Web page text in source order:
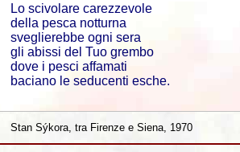
Lo scivolare carezzevole
della pesca notturna
sveglierebbe ogni sera
gli abissi del Tuo grembo
dove i pesci affamati
baciano le seducenti esche.
Stan Sýkora, tra Firenze e Siena, 1970